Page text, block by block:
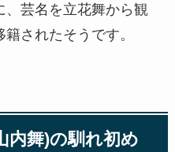
、芸名を立花舞から観
されたそうです。
内舞)の馴れ初め